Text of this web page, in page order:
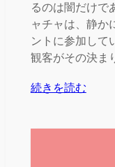
るのは闇だけで
ャチャは、静か
ントに参加して
観客がその決ま
続きを読む